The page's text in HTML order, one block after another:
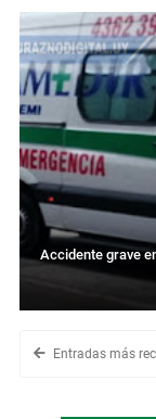
Accidente grave
Entradas más